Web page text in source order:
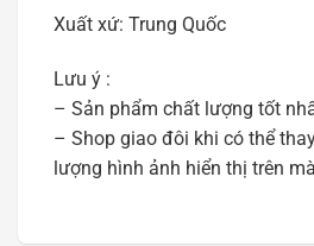
Xuất xứ: Trung Quốc
Lưu ý :
– Sản phẩm chất lượng tốt
– Shop giao đôi khi có thể
lượng hình ảnh hiển thị trên